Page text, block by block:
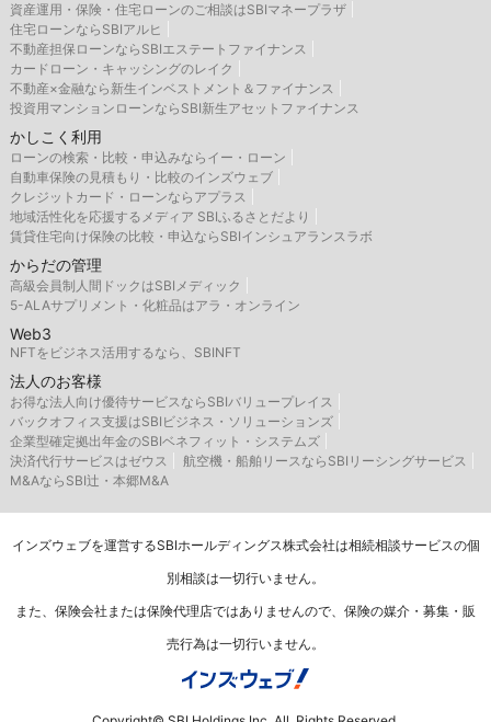
資産運用・保険・住宅ローンのご相談はSBIマネープラザ
住宅ローンならSBIアルヒ
不動産担保ローンならSBIエステートファイナンス
カードローン・キャッシングのレイク
不動産×金融なら新生インベストメント＆ファイナンス
投資用マンションローンならSBI新生アセットファイナンス
かしこく利用
ローンの検索・比較・申込みならイー・ローン
自動車保険の見積もり・比較のインズウェブ
クレジットカード・ローンならアプラス
地域活性化を応援するメディア SBIふるさとだより
賃貸住宅向け保険の比較・申込ならSBIインシュアランスラボ
からだの管理
高級会員制人間ドックはSBIメディック
5-ALAサプリメント・化粧品はアラ・オンライン
Web3
NFTをビジネス活用するなら、SBINFT
法人のお客様
お得な法人向け優待サービスならSBIバリュープレイス
バックオフィス支援はSBIビジネス・ソリューションズ
企業型確定拠出年金のSBIベネフィット・システムズ
決済代行サービスはゼウス
航空機・船舶リースならSBIリーシングサービス
M&AならSBI辻・本郷M&A
インズウェブを運営するSBIホールディングス株式会社は相続相談サービスの個
別相談は一切行いません。
また、保険会社または保険代理店ではありませんので、保険の媒介・募集・販
売行為は一切行いません。